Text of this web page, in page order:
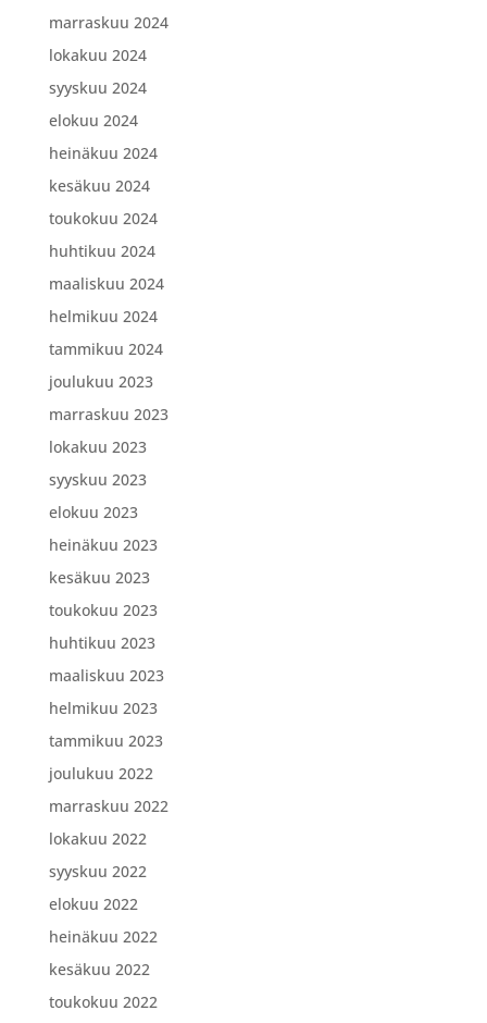
marraskuu 2024
lokakuu 2024
syyskuu 2024
elokuu 2024
heinäkuu 2024
kesäkuu 2024
toukokuu 2024
huhtikuu 2024
maaliskuu 2024
helmikuu 2024
tammikuu 2024
joulukuu 2023
marraskuu 2023
lokakuu 2023
syyskuu 2023
elokuu 2023
heinäkuu 2023
kesäkuu 2023
toukokuu 2023
huhtikuu 2023
maaliskuu 2023
helmikuu 2023
tammikuu 2023
joulukuu 2022
marraskuu 2022
lokakuu 2022
syyskuu 2022
elokuu 2022
heinäkuu 2022
kesäkuu 2022
toukokuu 2022